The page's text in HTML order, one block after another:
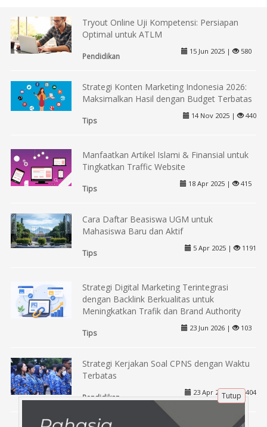
Tryout Online Uji Kompetensi: Persiapan
Optimal untuk ATLM
Pendidikan
15 Jun 2025 | 580
Strategi Konten Marketing Indonesia 2026:
Maksimalkan Hasil dengan Budget Terbatas
Tips
14 Nov 2025 | 440
Manfaatkan Artikel Islami & Finansial untuk
Tingkatkan Traffic Website
Tips
18 Apr 2025 | 415
Cara Daftar Beasiswa UGM untuk
Mahasiswa Baru dan Aktif
Tips
5 Apr 2025 | 1191
Strategi Digital Marketing Terintegrasi
dengan Backlink Berkualitas untuk
Meningkatkan Trafik dan Brand Authority
Tips
23 Jun 2026 | 103
Strategi Kerjakan Soal CPNS dengan Waktu
Terbatas
Pendidikan
23 Apr 2025 | 404
Tutup